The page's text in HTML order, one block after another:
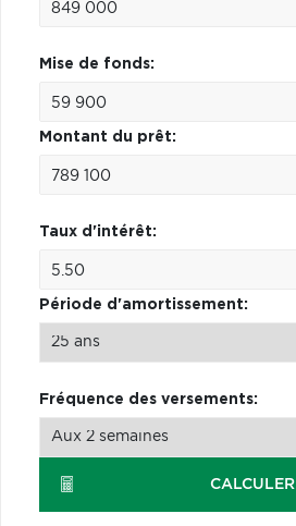
Mise de fonds:
Montant du prêt:
Taux d'intérêt:
Période d'amortissement:
Fréquence des versements:
CALCULER